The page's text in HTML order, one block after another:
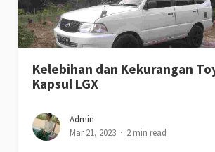
Kelebihan dan Kekurangan
Kapsul LGX
Admin
Mar 21, 2023
2 min read